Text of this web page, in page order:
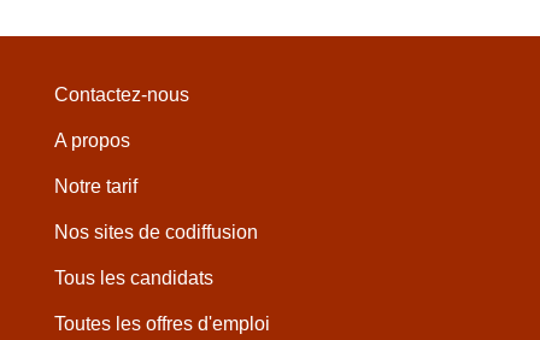
Contactez-nous
A propos
Notre tarif
Nos sites de codiffusion
Tous les candidats
Toutes les offres d'emploi